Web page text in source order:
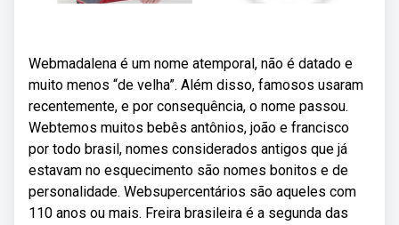
Webmadalena é um nome atemporal, não é datado e
muito menos “de velha”. Além disso, famosos usaram
recentemente, e por consequência, o nome passou.
Webtemos muitos bebês antônios, joão e francisco
por todo brasil, nomes considerados antigos que já
estavam no esquecimento são nomes bonitos e de
personalidade. Websupercentários são aqueles com
110 anos ou mais. Freira brasileira é a segunda das